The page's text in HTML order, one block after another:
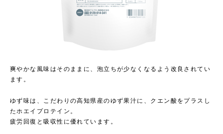
爽やかな風味はそのままに、泡立ちが少なくなるよう改良されてい
ます。
ゆず味は、こだわりの高知県産のゆず果汁に、クエン酸をプラスし
たホエイプロテイン。
疲労回復と吸収性に優れています。